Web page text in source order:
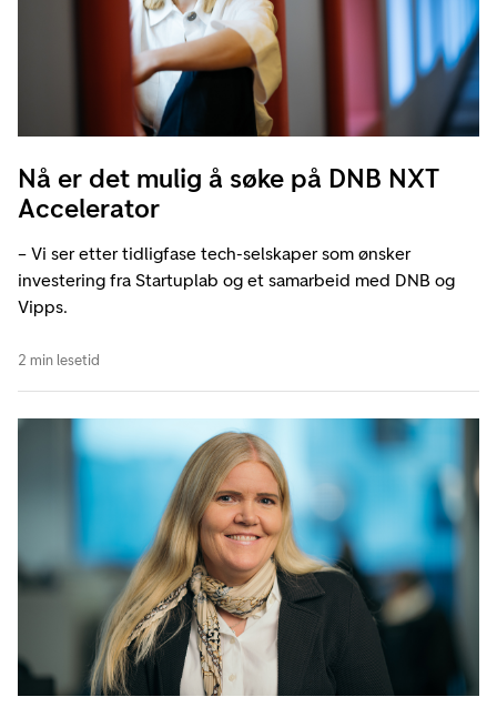
Nå er det mulig å søke på DNB NXT
Accelerator
– Vi ser etter tidligfase tech-selskaper som ønsker
investering fra Startuplab og et samarbeid med DNB og
Vipps.
2 min lesetid